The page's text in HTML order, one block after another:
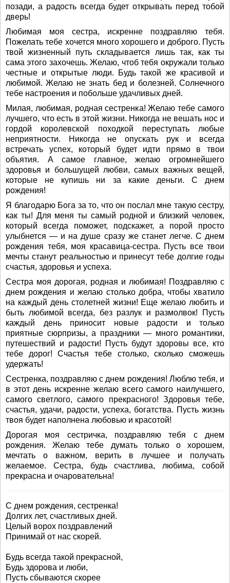
позади, а радость всегда будет открывать перед тобой
дверь!
Любимая моя сестра, искренне поздравляю тебя.
Пожелать тебе хочется много хорошего и доброго. Пусть
твой жизненный путь складывается лишь так, как ты
сама этого захочешь. Желаю, чтоб тебя окружали только
честные и открытые люди. Будь такой же красивой и
любимой. Желаю не знать бед и болезней. Солнечного
тебе настроения и побольше удачливых дней.
Милая, любимая, родная сестренка! Желаю тебе самого
лучшего, что есть в этой жизни. Никогда не вешать нос и
гордой королевской походкой переступать любые
неприятности. Никогда не опускать рук и всегда
встречать успех, который будет идти прямо в твои
объятия. А самое главное, желаю огромнейшего
здоровья и большущей любви, самых важных вещей,
которые не купишь ни за какие деньги. С днем
рождения!
Я благодарю Бога за то, что он послал мне такую сестру,
как ты! Для меня ты самый родной и близкий человек,
который всегда поможет, подскажет, а порой просто
улыбнется — и на душе сразу же станет легче. С днем
рождения тебя, моя красавица-сестра. Пусть все твои
мечты станут реальностью и принесут тебе долгие годы
счастья, здоровья и успеха.
Сестра моя дорогая, родная и любимая! Поздравляю с
днем рождения и желаю столько добра, чтобы хватило
на каждый день столетней жизни! Еще желаю любить и
быть любимой всегда, без разлук и размолвок! Пусть
каждый день приносит новые радости и только
приятные сюрпризы, а праздники — много романтики,
путешествий и радости! Пусть будут здоровы все, кто
тебе дорог! Счастья тебе столько, сколько сможешь
удержать!
Сестренка, поздравляю с днем рождения! Люблю тебя, и
в этот день искренне желаю всего самого наилучшего,
самого светлого, самого прекрасного! Здоровья тебе,
счастья, удачи, радости, успеха, богатства. Пусть жизнь
твоя будет наполнена любовью и красотой!
Дорогая моя сестричка, поздравляю тебя с днем
рождения. Желаю тебе думать только о хорошем,
мечтать о важном, верить в лучшее и получать
желаемое. Сестра, будь счастлива, любима, собой
прекрасна и очаровательна!
С днем рождения, сестренка!
Долгих лет, счастливых дней.
Целый ворох поздравлений
Принимай от нас скорей.
Будь всегда такой прекрасной,
Будь здорова и люби,
Пусть сбываются скорее